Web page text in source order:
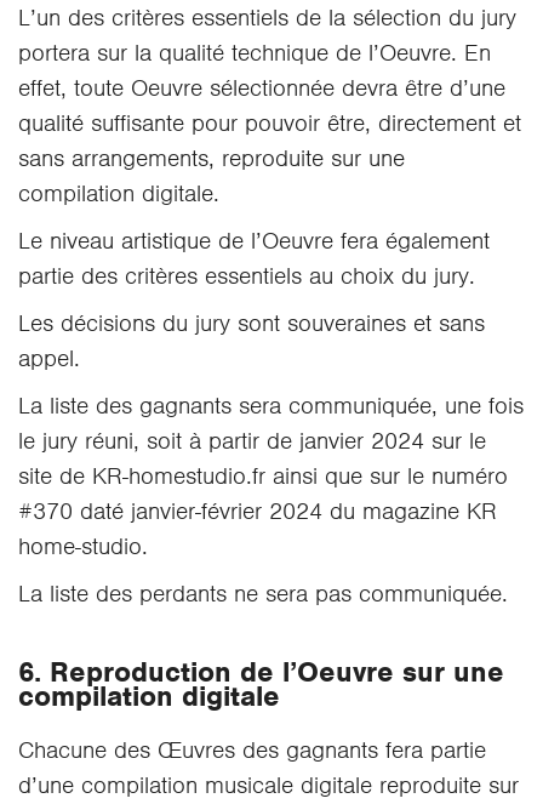
L’un des critères essentiels de la sélection du jury
portera sur la qualité technique de l’Oeuvre. En
effet, toute Oeuvre sélectionnée devra être d’une
qualité suffisante pour pouvoir être, directement et
sans arrangements, reproduite sur une
compilation digitale.
Le niveau artistique de l’Oeuvre fera également
partie des critères essentiels au choix du jury.
Les décisions du jury sont souveraines et sans
appel.
La liste des gagnants sera communiquée, une fois
le jury réuni, soit à partir de janvier 2024 sur le
site de KR-homestudio.fr ainsi que sur le numéro
#370 daté janvier-février 2024 du magazine KR
home-studio.
La liste des perdants ne sera pas communiquée.
6. Reproduction de l’Oeuvre sur une
compilation digitale
Chacune des Œuvres des gagnants fera partie
d’une compilation musicale digitale reproduite sur